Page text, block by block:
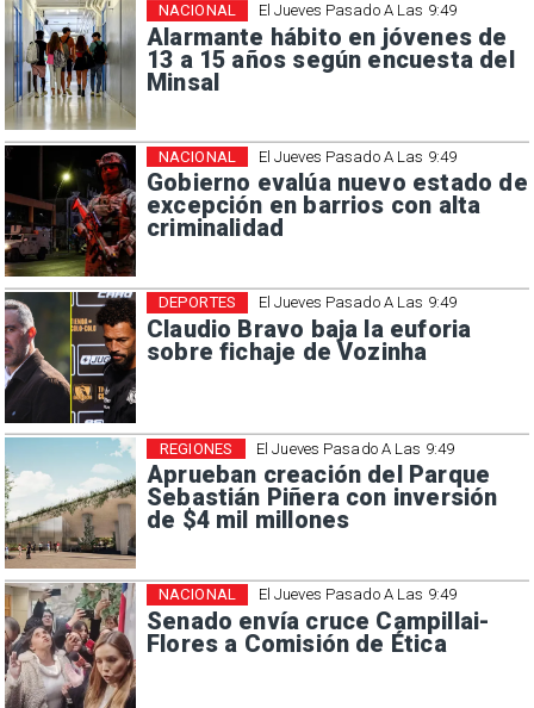
El Jueves Pasado A Las 9:49
Alarmante hábito en jóvenes de
13 a 15 años según encuesta del
Minsal
NACIONAL
El Jueves Pasado A Las 9:49
Gobierno evalúa nuevo estado de
excepción en barrios con alta
criminalidad
NACIONAL
El Jueves Pasado A Las 9:49
Claudio Bravo baja la euforia
sobre fichaje de Vozinha
DEPORTES
El Jueves Pasado A Las 9:49
Aprueban creación del Parque
Sebastián Piñera con inversión
de $4 mil millones
REGIONES
El Jueves Pasado A Las 9:49
Senado envía cruce Campillai-
Flores a Comisión de Ética
NACIONAL